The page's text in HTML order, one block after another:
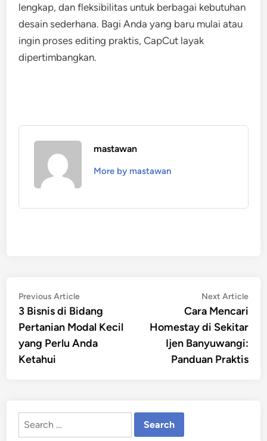
lengkap, dan fleksibilitas untuk berbagai kebutuhan
desain sederhana. Bagi Anda yang baru mulai atau
ingin proses editing praktis, CapCut layak
dipertimbangkan.
mastawan
More by mastawan
Post
navigation
Previous ArticlePrevious
article:
3 Bisnis di Bidang
Pertanian Modal Kecil
yang Perlu Anda
Ketahui
Next Article
Cara Mencari
Homestay di Sekitar
Ijen Banyuwangi:
Panduan Praktis
Search